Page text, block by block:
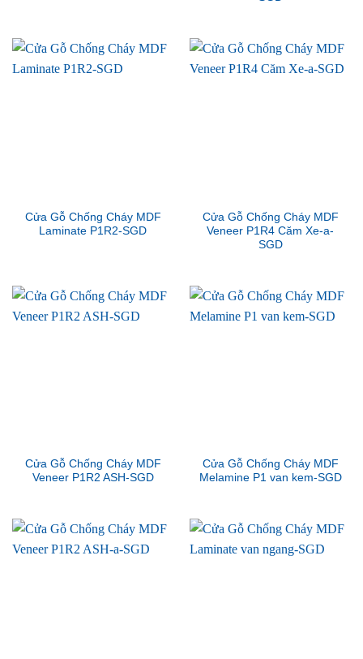
Cửa Gỗ Chống Cháy MDF
Laminate P1R2-SGD
Cửa Gỗ Chống Cháy MDF
Veneer P1R4 Căm Xe-a-
SGD
Cửa Gỗ Chống Cháy MDF
Veneer P1R2 ASH-SGD
Cửa Gỗ Chống Cháy MDF
Melamine P1 van kem-SGD